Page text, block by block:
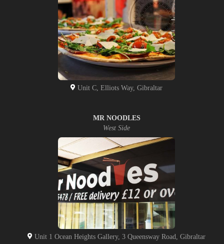
Unit C, Elliots Way, Gibraltar
MR NOODLES
West Side
Unit 1 Ocean Heights Gallery, 3 Queensway Road, Gibraltar